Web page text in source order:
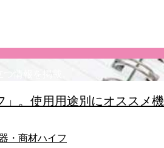
」。使用用途別にオススメ
・商材ハイフ